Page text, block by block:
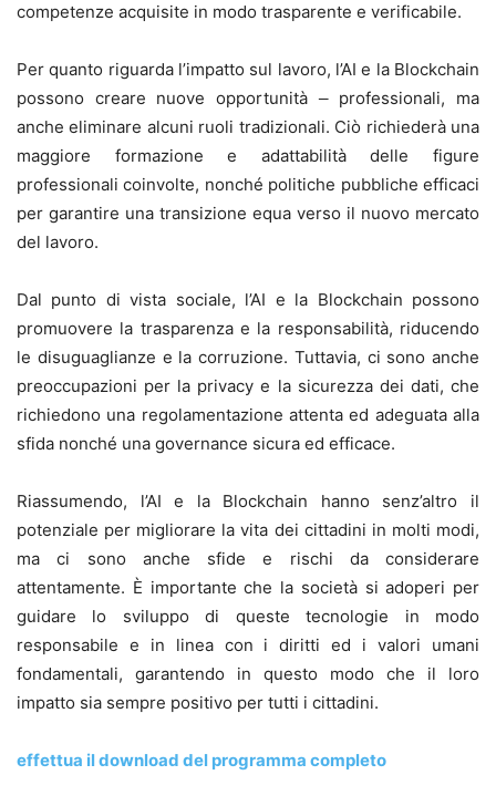
competenze acquisite in modo trasparente e verificabile.
Per quanto riguarda l’impatto sul lavoro, l’AI e la Blockchain
possono creare nuove opportunità professionali, ma
anche eliminare alcuni ruoli tradizionali. Ciò richiederà una
maggiore formazione e adattabilità delle figure
professionali coinvolte, nonché politiche pubbliche efficaci
per garantire una transizione equa verso il nuovo mercato
del lavoro.
Dal punto di vista sociale, l’AI e la Blockchain possono
promuovere la trasparenza e la responsabilità, riducendo
le disuguaglianze e la corruzione. Tuttavia, ci sono anche
preoccupazioni per la privacy e la sicurezza dei dati, che
richiedono una regolamentazione attenta ed adeguata alla
sfida nonché una governance sicura ed efficace.
Riassumendo, l’AI e la Blockchain hanno senz’altro il
potenziale per migliorare la vita dei cittadini in molti modi,
ma ci sono anche sfide e rischi da considerare
attentamente. È importante che la società si adoperi per
guidare lo sviluppo di queste tecnologie in modo
responsabile e in linea con i diritti ed i valori umani
fondamentali, garantendo in questo modo che il loro
impatto sia sempre positivo per tutti i cittadini.
effettua il download del programma completo